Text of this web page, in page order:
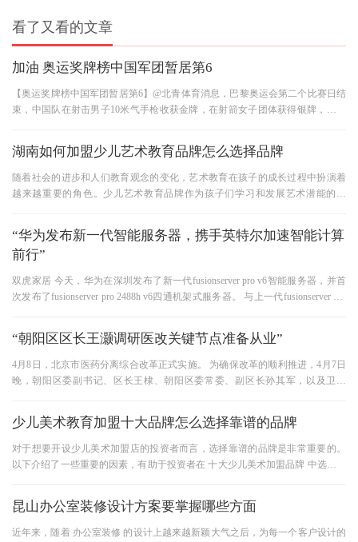
看了又看的文章
加油 奥运奖牌榜中国军团暂居第6
【奥运奖牌榜中国军团暂居第6】@北青体育消息，巴黎奥运会第二个比赛日结
束，中国队在射击男子10米气手枪收获金牌，在射箭女子团体获得银牌，在女
湖南如何加盟少儿艺术教育品牌怎么选择品牌
随着社会的进步和人们教育观念的变化，艺术教育在孩子的成长过程中扮演着
越来越重要的角色。少儿艺术教育品牌作为孩子们学习和发展艺术潜能的平
“华为发布新一代智能服务器，携手英特尔加速智能计算
前行”
双虎家居 今天，华为在深圳发布了新一代fusionserver pro v6智能服务器，并首
次发布了fusionserver pro 2488h v6四通机架式服务器。 与上一代fusionserver pro
“朝阳区区长王灏调研医改关键节点准备从业”
4月8日，北京市医药分离综合改革正式实施。 为确保改革的顺利推进，4月7日
晚，朝阳区委副书记、区长王棣、朝阳区委常委、副区长孙其军，以及卫计
少儿美术教育加盟十大品牌怎么选择靠谱的品牌
对于想要开设少儿美术加盟店的投资者而言，选择靠谱的品牌是非常重要的。
以下介绍了一些重要的因素，有助于投资者在 十大少儿美术加盟品牌 中选择一
昆山办公室装修设计方案要掌握哪些方面
近年来，随着 办公室装修 的设计上越来越新颖大气之后，为每一个客户设计的